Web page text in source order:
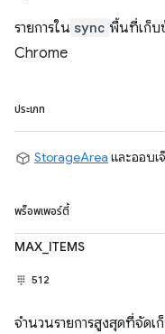
รายการใน sync พื้นที่เก็บ
Chrome
ประเภท
StorageArea และออบเ
พร็อพเพอร์ตี้
MAX_ITEMS
512
จำนวนรายการสูงสุดที่จัดเ